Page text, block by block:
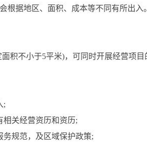
据地区、面积、成本等不同有所出入。
不小于5平米)，可同时开展经营项目
;
关经营资历和资历;
规范，及区域保护政策;